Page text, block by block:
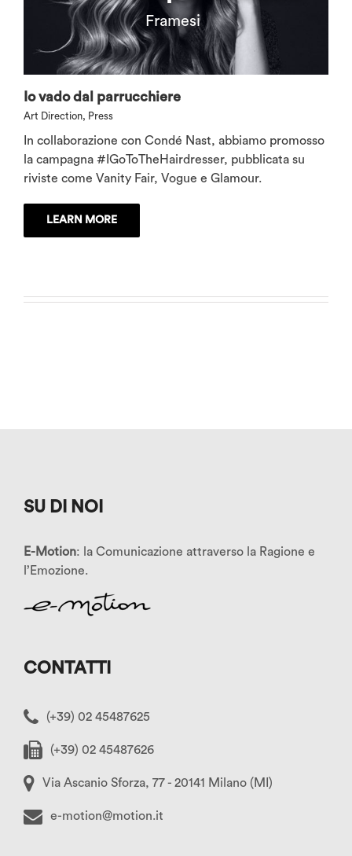
Framesi
Io vado dal parrucchiere
Art Direction, Press
In collaborazione con Condé Nast, abbiamo promosso
la campagna #IGoToTheHairdresser, pubblicata su
riviste come Vanity Fair, Vogue e Glamour.
LEARN MORE
SU DI NOI
E-Motion: la Comunicazione attraverso la Ragione e
l’Emozione.
CONTATTI
(+39) 02 45487625
(+39) 02 45487626
Via Ascanio Sforza, 77 - 20141 Milano (MI)
e-motion@motion.it